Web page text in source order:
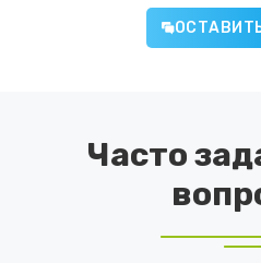
Часто